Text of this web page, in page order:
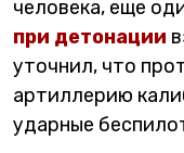
человека, еще
при детонации
уточнил, что
артиллерию
ударные